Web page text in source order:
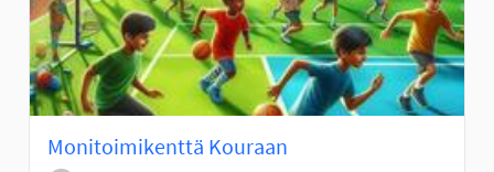
Monitoimikenttä Kouraan